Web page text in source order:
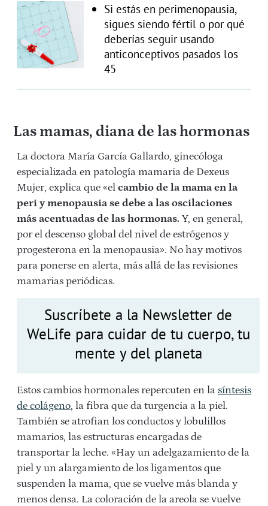
Si estás en perimenopausia,
sigues siendo fértil o por qué
deberías seguir usando
anticonceptivos pasados los
45
Las mamas, diana de las hormonas
La doctora María García Gallardo, ginecóloga
especializada en patología mamaria de Dexeus
Mujer, explica que «el cambio de la mama en la
peri y menopausia se debe a las oscilaciones
más acentuadas de las hormonas. Y, en general,
por el descenso global del nivel de estrógenos y
progesterona en la menopausia». No hay motivos
para ponerse en alerta, más allá de las revisiones
mamarias periódicas.
Suscríbete a la Newsletter de
WeLife para cuidar de tu cuerpo, tu
mente y del planeta
Estos cambios hormonales repercuten en la síntesis
de colágeno, la fibra que da turgencia a la piel.
También se atrofian los conductos y lobulillos
mamarios, las estructuras encargadas de
transportar la leche. «Hay un adelgazamiento de la
piel y un alargamiento de los ligamentos que
suspenden la mama, que se vuelve más blanda y
menos densa. La coloración de la areola se vuelve